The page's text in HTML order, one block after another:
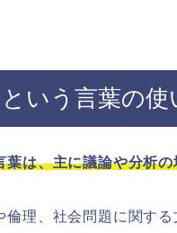
という言葉の
葉は、主に議論や分析
理、社会問題に関する